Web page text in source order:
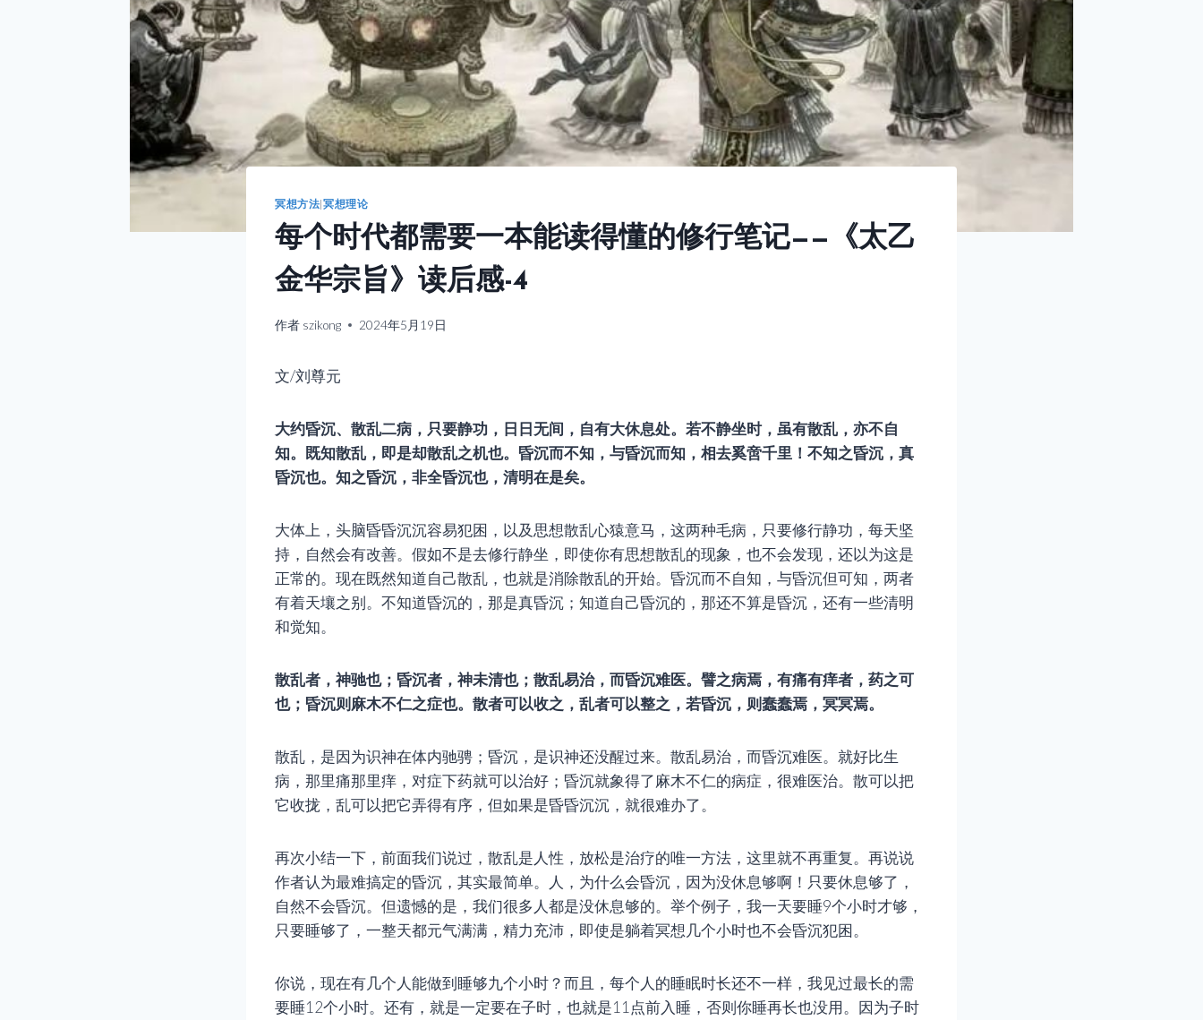
冥想方法|冥想理论
每个时代都需要一本能读得懂的修行笔记——《太乙
金华宗旨》读后感-4
作者 szikong 2024年5月19日
文/刘尊元
大约昏沉、散乱二病，只要静功，日日无间，自有大休息处。若不静坐时，虽有散乱，亦不自
知。既知散乱，即是却散乱之机也。昏沉而不知，与昏沉而知，相去奚啻千里！不知之昏沉，真
昏沉也。知之昏沉，非全昏沉也，清明在是矣。
大体上，头脑昏昏沉沉容易犯困，以及思想散乱心猿意马，这两种毛病，只要修行静功，每天坚
持，自然会有改善。假如不是去修行静坐，即使你有思想散乱的现象，也不会发现，还以为这是
正常的。现在既然知道自己散乱，也就是消除散乱的开始。昏沉而不自知，与昏沉但可知，两者
有着天壤之别。不知道昏沉的，那是真昏沉；知道自己昏沉的，那还不算是昏沉，还有一些清明
和觉知。
散乱者，神驰也；昏沉者，神未清也；散乱易治，而昏沉难医。譬之病焉，有痛有痒者，药之可
也；昏沉则麻木不仁之症也。散者可以收之，乱者可以整之，若昏沉，则蠢蠢焉，冥冥焉。
散乱，是因为识神在体内驰骋；昏沉，是识神还没醒过来。散乱易治，而昏沉难医。就好比生
病，那里痛那里痒，对症下药就可以治好；昏沉就象得了麻木不仁的病症，很难医治。散可以把
它收拢，乱可以把它弄得有序，但如果是昏昏沉沉，就很难办了。
再次小结一下，前面我们说过，散乱是人性，放松是治疗的唯一方法，这里就不再重复。再说说
作者认为最难搞定的昏沉，其实最简单。人，为什么会昏沉，因为没休息够啊！只要休息够了，
自然不会昏沉。但遗憾的是，我们很多人都是没休息够的。举个例子，我一天要睡9个小时才够，
只要睡够了，一整天都元气满满，精力充沛，即使是躺着冥想几个小时也不会昏沉犯困。
你说，现在有几个人能做到睡够九个小时？而且，每个人的睡眠时长还不一样，我见过最长的需
要睡12个小时。还有，就是一定要在子时，也就是11点前入睡，否则你睡再长也没用。因为子时